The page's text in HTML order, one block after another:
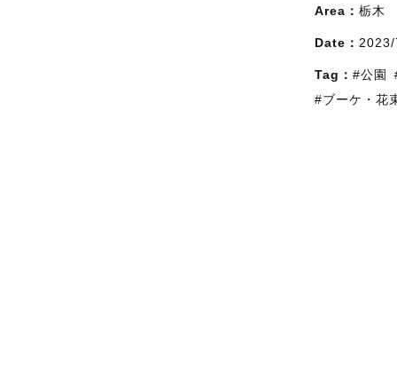
Area： 栃木
Date：
Tag： #公園
#ブーケ・花